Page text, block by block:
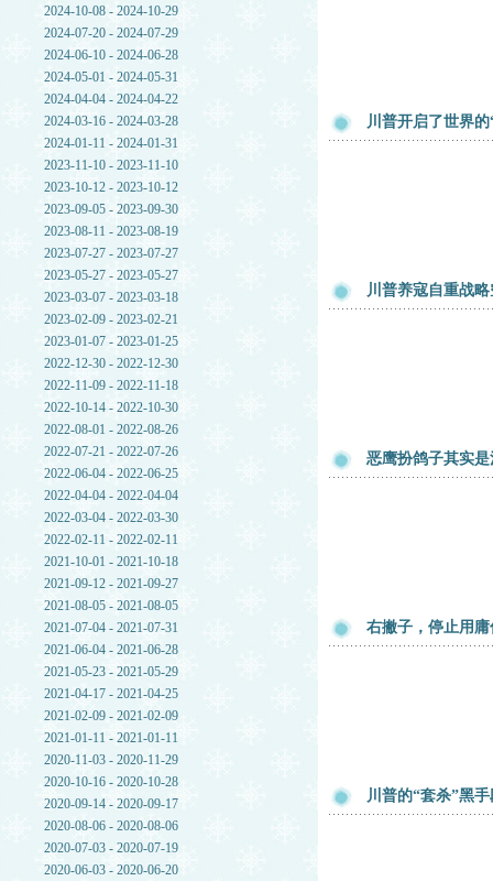
2024-10-08 - 2024-10-29
2024-07-20 - 2024-07-29
2024-06-10 - 2024-06-28
2024-05-01 - 2024-05-31
2024-04-04 - 2024-04-22
2024-03-16 - 2024-03-28
2024-01-11 - 2024-01-31
2023-11-10 - 2023-11-10
2023-10-12 - 2023-10-12
2023-09-05 - 2023-09-30
2023-08-11 - 2023-08-19
2023-07-27 - 2023-07-27
2023-05-27 - 2023-05-27
2023-03-07 - 2023-03-18
2023-02-09 - 2023-02-21
2023-01-07 - 2023-01-25
2022-12-30 - 2022-12-30
2022-11-09 - 2022-11-18
2022-10-14 - 2022-10-30
2022-08-01 - 2022-08-26
2022-07-21 - 2022-07-26
2022-06-04 - 2022-06-25
2022-04-04 - 2022-04-04
2022-03-04 - 2022-03-30
2022-02-11 - 2022-02-11
2021-10-01 - 2021-10-18
2021-09-12 - 2021-09-27
2021-08-05 - 2021-08-05
2021-07-04 - 2021-07-31
2021-06-04 - 2021-06-28
2021-05-23 - 2021-05-29
2021-04-17 - 2021-04-25
2021-02-09 - 2021-02-09
2021-01-11 - 2021-01-11
2020-11-03 - 2020-11-29
2020-10-16 - 2020-10-28
2020-09-14 - 2020-09-17
2020-08-06 - 2020-08-06
2020-07-03 - 2020-07-19
2020-06-03 - 2020-06-20
川普开启了世界
川普养寇自重战
恶鹰扮鸽子其实是
右撇子，停止用
川普的“套杀”黑手